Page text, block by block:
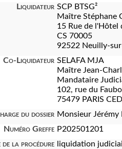
Liquidateur SCP BTSG²
Maître Stéphane
15 Rue de l'Hôtel
CS 70005
92522 Neuilly-
Co-Liquidateur SELAFA MJA
Maître Jean-
Mandataire
102, rue du
75479 PARIS
du dossier Monsieur Jérémy
Numéro Greffe P202501201
de la procédure
liquidation